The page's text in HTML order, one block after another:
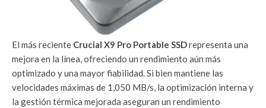
El más reciente Crucial X9 Pro Portable SSDrepresenta una
mejora en la línea, ofreciendo un rendimiento aún más
optimizado y una mayor fiabilidad. Si bien mantiene las
velocidades máximas de 1,050 MB/s, la optimización interna y
la gestión térmica mejorada aseguran un rendimiento